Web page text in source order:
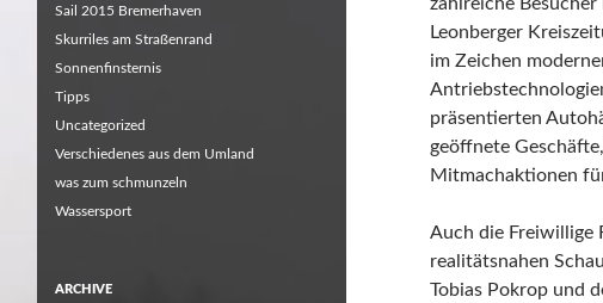
zahlreiche
Leonberger
im Zeichen
präsentierten
geöffnete
Mitmachaktionen
Auch die Freiwillige
realitätsnahen
Tobias Pokrop und
Sail 2015 Bremerhaven
Skurriles am Straßenrand
Sonnenfinsternis
Tipps
Uncategorized
Verschiedenes aus dem Umland
was zum schmunzeln
Wassersport
ARCHIVE